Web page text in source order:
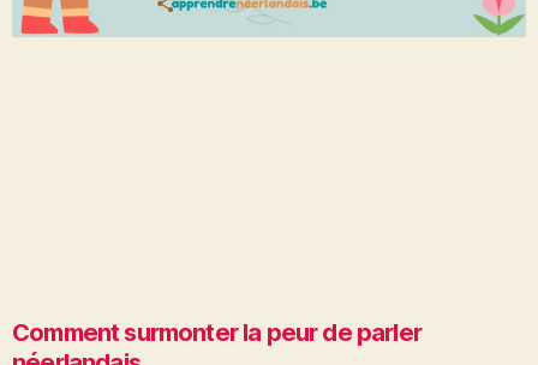
Comment surmonter la peur de parler